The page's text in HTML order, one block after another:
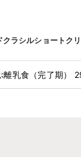
クラシルショートク
離乳食（完了期）